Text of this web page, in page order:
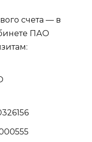
счета — в
ПАО